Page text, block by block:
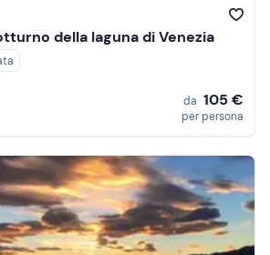
della laguna di Venezia
da 105 €
per persona